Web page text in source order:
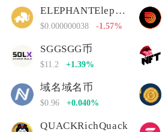
ELEPHANTElephant Money
$0.000000038 -1.57%
SGGSGG币
$11.2 +1.39%
域名域名币
$0.96 +0.040%
QUACKRichQuack